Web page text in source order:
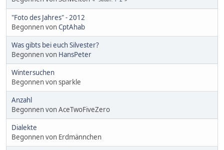
"Foto des Jahres" - 2012
Begonnen vonCptAhab
Was gibts bei euch Silvester?
Begonnen von HansPeter
Wintersuchen
Begonnen von sparkle
Anzahl
Begonnen von AceTwoFiveZero
Dialekte
Begonnen von Erdmännchen